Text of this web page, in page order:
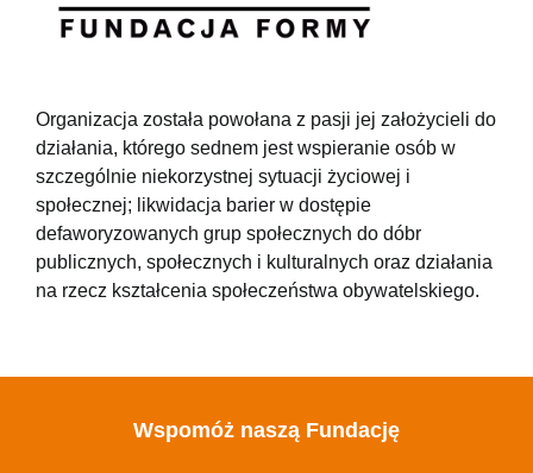
Organizacja została powołana z pasji jej założycieli do
działania, którego sednem jest wspieranie osób w
szczególnie niekorzystnej sytuacji życiowej i
społecznej; likwidacja barier w dostępie
defaworyzowanych grup społecznych do dóbr
publicznych, społecznych i kulturalnych oraz działania
na rzecz kształcenia społeczeństwa obywatelskiego.
Wspomóż naszą Fundację